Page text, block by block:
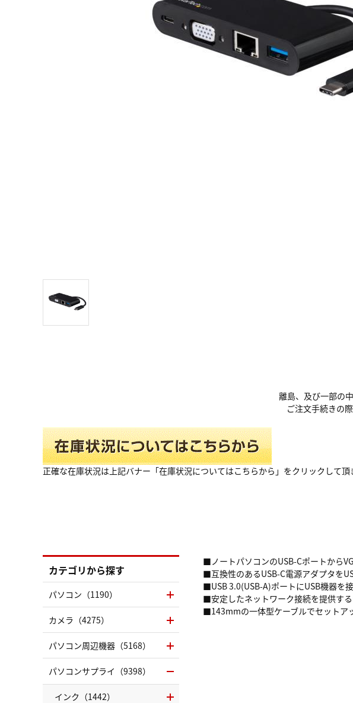
離島、及び一部の
ご注文手続きの
正確な在庫状況は上記バナー「在庫状況についてはこちらから」をクリックして頂
■ノートパソコンのUSB-Cポートから
■互換性のあるUSB-C電源アダプタを
■USB 3.0(USB-A)ポートにUSB機器を
■安定したネットワーク接続を提供す
■143mmの一体型ケーブルでセットア
カテゴリから探す
パソコン（1190）
カメラ（4275）
パソコン周辺機器（5168）
パソコンサプライ（9398）
インク（1442）